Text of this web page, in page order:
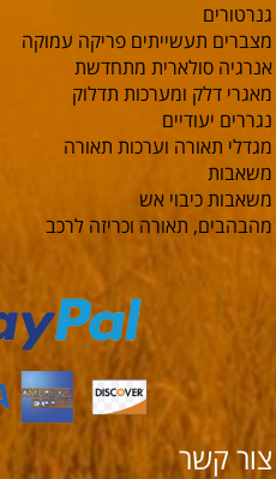
גנרטורים
מצברים תעשייתים פריקה עמוקה
אנרגיה סולארית מתחדשת
מאגרי דלק ומערכות תדלוק
נגררים יעודיים
מגדלי תאורה וערכות תאורה
משאבות
משאבות כיבוי אש
מהבהבים, תאורה וכריזה לרכב
צור קשר